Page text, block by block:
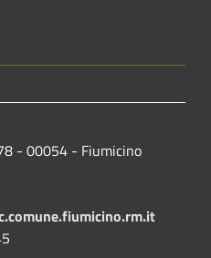
- 00054 - Fiumicino